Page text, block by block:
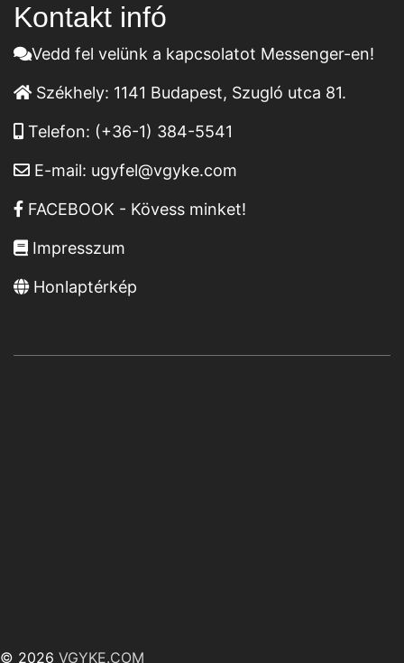
Kontakt infó
Vedd fel velünk a kapcsolatot Messenger-en!
Székhely: 1141 Budapest, Szugló utca 81.
Telefon: (+36-1) 384-5541
E-mail: ugyfel@vgyke.com
FACEBOOK - Kövess minket!
Impresszum
Honlaptérkép
© 2026 VGYKE.COM